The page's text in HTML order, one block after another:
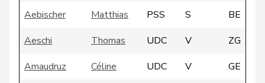
Aebischer
Matthias PSS S
BE
Aeschi
Thomas UDC V
ZG
Amaudruz
Céline UDC V
GE